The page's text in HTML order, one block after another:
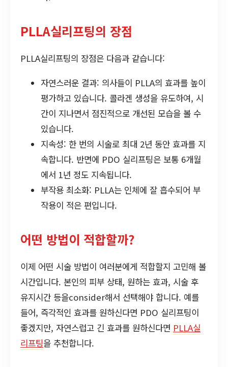
PLLA실리프팅의 장점
PLLA실리프팅의 장점은 다음과 같습니다:
자연스러운 결과: 의사들이 PLLA의 효과를 높이
평가하고 있습니다. 콜라겐 생성을 유도하여, 시
간이 지나면서 점진적으로 개선된 모습을 볼 수
있습니다.
지속성: 한 번의 시술로 최대 2년 동안 효과를 지
속합니다. 반면에 PDO 실리프팅은 보통 6개월
에서 1년 정도 지속됩니다.
부작용 최소화: PLLA는 인체에 잘 흡수되어 부
작용이 적은 편입니다.
어떤 방법이 적합할까?
이제 어떤 시술 방법이 여러분에게 적합할지 고민해 볼
시간입니다. 본인의 피부 상태, 원하는 효과, 시술 후
유지시간 등을consider해서 선택해야 합니다. 예를
들어, 즉각적인 효과를 원하신다면 PDO 실리프팅이
좋겠지만, 자연스럽고 긴 효과를 원하신다면 PLLA실
리프팅을 추천합니다.